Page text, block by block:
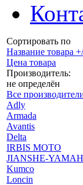
Сортировать по
Название товара
Цена товара
Производитель:
не определён
Все
Adly
Armada
Avantis
Delta
IRBIS MOTO
JIANSHE-
Kumco
Loncin